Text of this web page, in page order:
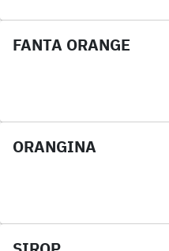
FANTA ORANGE
ORANGINA